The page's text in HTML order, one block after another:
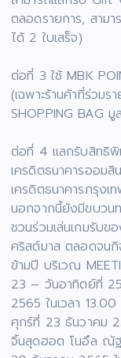
ตลอดรายการ, สามา
ได้ 2 ใบเสร็จ)
ต่อที่ 3 ใช้ MBK
(เฉพาะร้านค้าที่ร่วม
SHOPPING BAG
ต่อที่ 4 แลกรับสิทธิพิ
เครดิตธนาคารออม
เครดิตธนาคารกรุง
นอกจากนี้ยังมีขบวน
ชวนร่วมเล่นเกมรับข
คริสต์มาส ตลอดจนกิ
ข้ามปี บริเวณ
23 – วันอาทิตย์ที่
2565 ในเวลา
ศุกร์ที่ 23 ธันวาคม
จิ้นสุดฮอต โนอึล ณั